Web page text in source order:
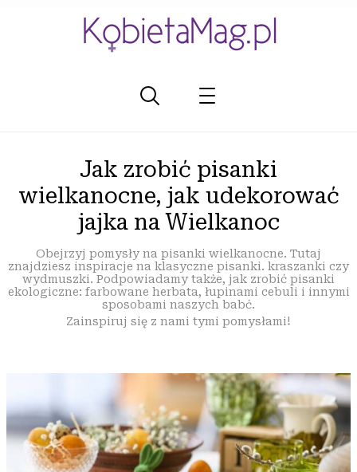
Jak zrobić pisanki
wielkanocne, jak udekorować
jajka na Wielkanoc
Obejrzyj pomysły na pisanki wielkanocne. Tutaj
znajdziesz inspiracje na klasyczne pisanki. kraszanki czy
wydmuszki. Podpowiadamy także, jak zrobić pisanki
ekologiczne: farbowane herbata, łupinami cebuli i innymi
sposobami naszych babć.
Zainspiruj się z nami tymi pomysłami!